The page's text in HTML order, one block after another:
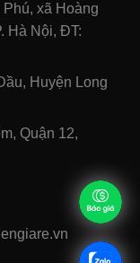
xã Hoàng
Hà Nội, ĐT:
Huyện Long
Quận 12,